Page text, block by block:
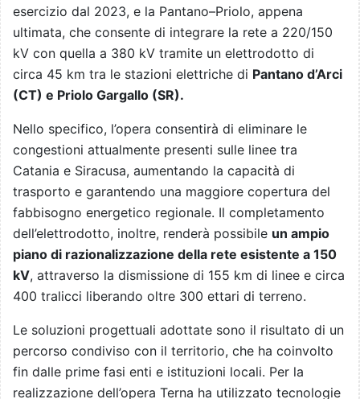
esercizio dal 2023, e la Pantano–Priolo, appena
ultimata, che consente di integrare la rete a 220/150
kV con quella a 380 kV tramite un elettrodotto di
circa 45 km tra le stazioni elettriche di Pantano d’Arci
(CT) e Priolo Gargallo (SR).
Nello specifico, l’opera consentirà di eliminare le
congestioni attualmente presenti sulle linee tra
Catania e Siracusa, aumentando la capacità di
trasporto e garantendo una maggiore copertura del
fabbisogno energetico regionale. Il completamento
dell’elettrodotto, inoltre, renderà possibile un ampio
piano di razionalizzazione della rete esistente a 150
kV, attraverso la dismissione di 155 km di linee e circa
400 tralicci liberando oltre 300 ettari di terreno.
Le soluzioni progettuali adottate sono il risultato di un
percorso condiviso con il territorio, che ha coinvolto
fin dalle prime fasi enti e istituzioni locali. Per la
realizzazione dell’opera Terna ha utilizzato tecnologie